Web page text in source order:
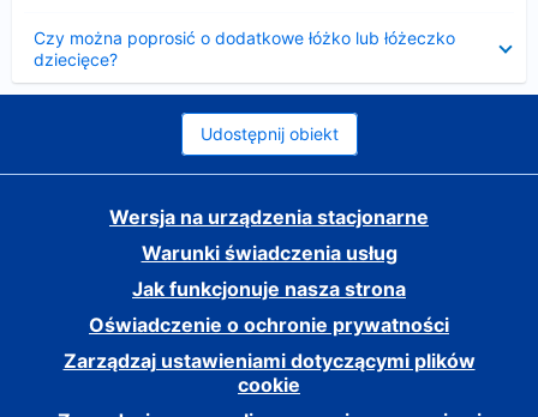
Czy można poprosić o dodatkowe łóżko lub łóżeczko
dziecięce?
Udostępnij obiekt
Wersja na urządzenia stacjonarne
Warunki świadczenia usług
Jak funkcjonuje nasza strona
Oświadczenie o ochronie prywatności
Zarządzaj ustawieniami dotyczącymi plików
cookie